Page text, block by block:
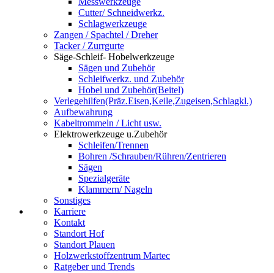
Cutter/ Schneidwerkz.
Schlagwerkzeuge
Zangen / Spachtel / Dreher
Tacker / Zurrgurte
Säge-Schleif- Hobelwerkzeuge
Sägen und Zubehör
Schleifwerkz. und Zubehör
Hobel und Zubehör(Beitel)
Verlegehilfen(Präz.Eisen,Keile,Zugeisen,Schlagkl.)
Aufbewahrung
Kabeltrommeln / Licht usw.
Elektrowerkzeuge u.Zubehör
Schleifen/Trennen
Bohren /Schrauben/Rühren/Zentrieren
Sägen
Spezialgeräte
Klammern/ Nageln
Sonstiges
Karriere
Kontakt
Standort Hof
Standort Plauen
Holzwerkstoffzentrum Martec
Ratgeber und Trends